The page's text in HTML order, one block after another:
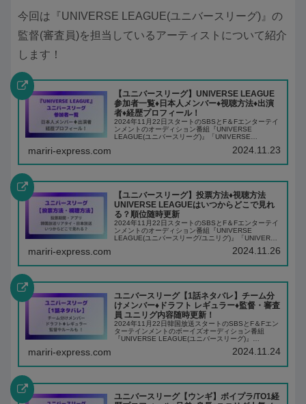
今回は『UNIVERSE LEAGUE(ユニバースリーグ)』の
監督(審査員)を担当しているアーティストについて紹介
します！
【ユニバースリーグ】UNIVERSE LEAGUE
参加者一覧♦️日本人メンバー♦️視聴方法♦️出演
者♦️経歴プロフィール！
2024年11月22日スタートのSBSとF＆Fエンターテイ
ンメントのオーディション番組『UNIVERSE
LEAGUE(ユニバースリーグ)』「UNIVERSE
mariri-express.com 2024.11.23
【ユニバースリーグ】投票方法♦️視聴方法
UNIVERSE LEAGUEはいつからどこで見れ
る？順位随時更新
2024年11月22日スタートのSBSとF＆Fエンターテイ
ンメントのオーディション番組『UNIVERSE
LEAGUE(ユニバースリーグ/ユニリグ)』「UNIVERSE
mariri-express.com 2024.11.26
ユニバースリーグ【1話ネタバレ】チーム分
けメンバー♦️ドラフト レギュラー♦️監督・審査
員 ユニリグ内容随時更新！
2024年11月22日韓国放送スタートのSBSとF＆Fエン
ターテインメントのボーイズオーディション番組
『UNIVERSE LEAGUE(ユニバースリーグ)』
mariri-express.com 2024.11.24
ユニバースリーグ【ウンギ】ボイプラ/TO1経